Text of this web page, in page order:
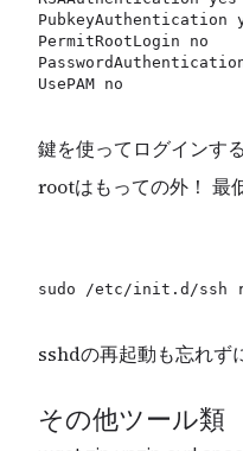
PubkeyAuthentication
PermitRootLogin no
鍵を使ってログインす
rootはもっての外！ 最
sshdの再起動も忘れず
その他ツール類